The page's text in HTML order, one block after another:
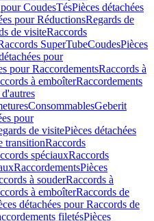
CoudesTésPièces détachées
pour RéductionsRegards de
de visiteRaccords
SuperTubeCoudesPièces
pour
pour RaccordementsRaccords à
à emboîterRaccordements
ConsommablesGeberit
pour
de visitePièces détachées
transitionRaccords
spéciauxRaccords
RaccordementsPièces
à souderRaccords à
à emboîterRaccords de
détachées pour Raccords de
filetésPièces